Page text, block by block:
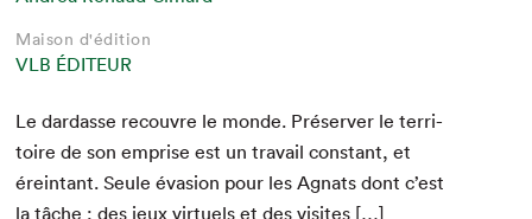
Maison d'édition
VLB ÉDITEUR
Le dar­d­asse recou­vre le monde. Préserv­er le ter­ri­
toire de son emprise est un tra­vail con­stant, et
érein­tant. Seule éva­sion pour les Agnats dont c’est
la tâche : des jeux virtuels et des visites […]